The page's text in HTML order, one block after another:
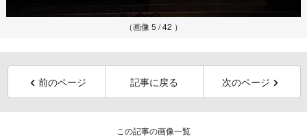
（画像 5 / 42 ）
前のページ 記事に戻る 次のページ
この記事の画像一覧